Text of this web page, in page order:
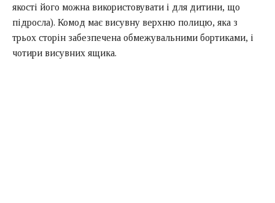
якості його можна використовувати і для дитини, що
підросла). Комод має висувну верхню полицю, яка з
трьох сторін забезпечена обмежувальними бортиками, і
чотири висувних ящика.